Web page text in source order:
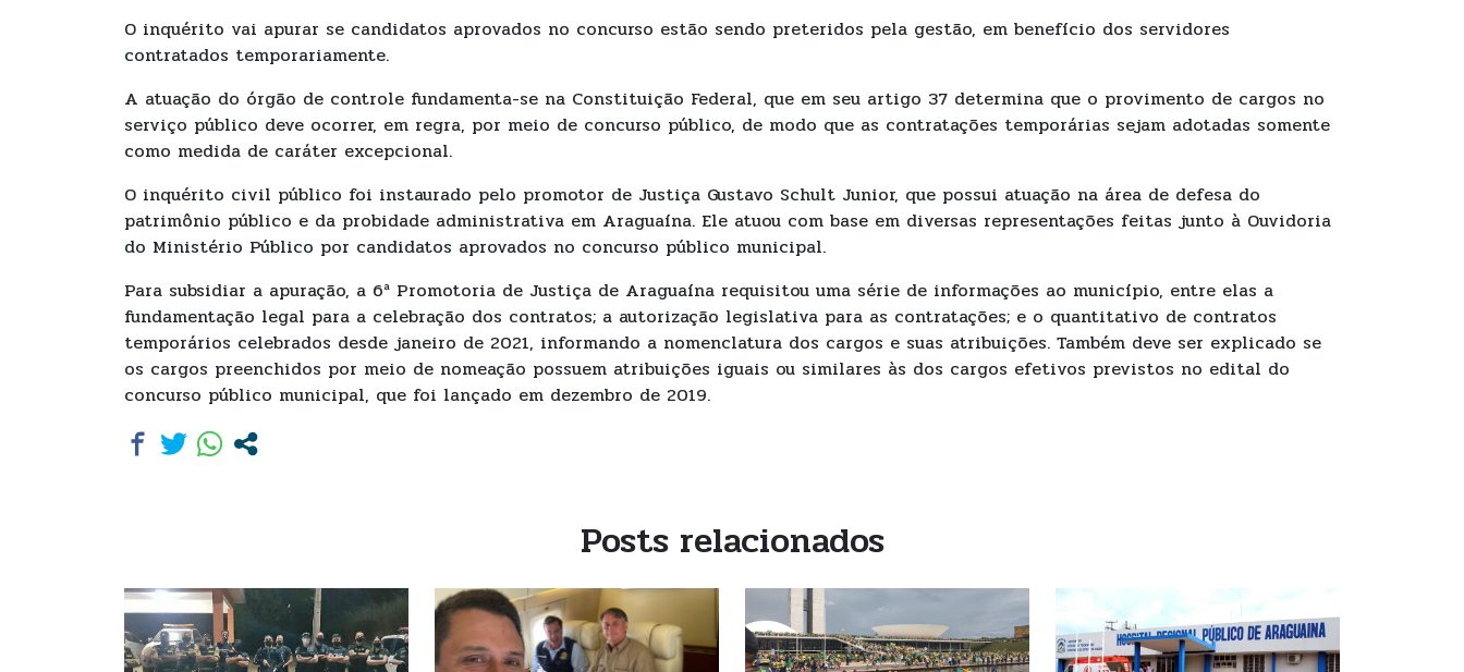
O inquérito vai apurar se candidatos aprovados no concurso estão sendo preteridos pela gestão, em benefício dos servidores
contratados temporariamente.
A atuação do órgão de controle fundamenta-se na Constituição Federal, que em seu artigo 37 determina que o provimento de cargos no
serviço público deve ocorrer, em regra, por meio de concurso público, de modo que as contratações temporárias sejam adotadas somente
como medida de caráter excepcional.
O inquérito civil público foi instaurado pelo promotor de Justiça Gustavo Schult Junior, que possui atuação na área de defesa do
patrimônio público e da probidade administrativa em Araguaína. Ele atuou com base em diversas representações feitas junto à Ouvidoria
do Ministério Público por candidatos aprovados no concurso público municipal.
Para subsidiar a apuração, a 6ª Promotoria de Justiça de Araguaína requisitou uma série de informações ao município, entre elas a
fundamentação legal para a celebração dos contratos; a autorização legislativa para as contratações; e o quantitativo de contratos
temporários celebrados desde janeiro de 2021, informando a nomenclatura dos cargos e suas atribuições. Também deve ser explicado se
os cargos preenchidos por meio de nomeação possuem atribuições iguais ou similares às dos cargos efetivos previstos no edital do
concurso público municipal, que foi lançado em dezembro de 2019.
Posts relacionados